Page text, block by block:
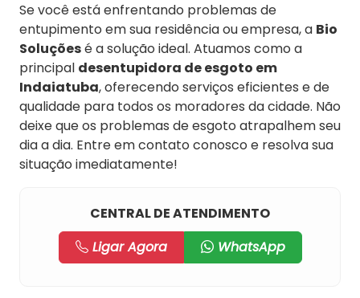
Se você está enfrentando problemas de
entupimento em sua residência ou empresa, a Bio
Soluçõesé a solução ideal. Atuamos como a
principal desentupidora de esgoto em
Indaiatuba, oferecendo serviços eficientes e de
qualidade para todos os moradores da cidade. Não
deixe que os problemas de esgoto atrapalhem seu
dia a dia. Entre em contato conosco e resolva sua
situação imediatamente!
CENTRAL DE ATENDIMENTO
Ligar Agora
WhatsApp